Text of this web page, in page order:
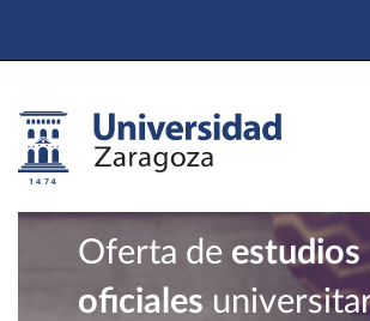
Oferta de estudios
oficiales